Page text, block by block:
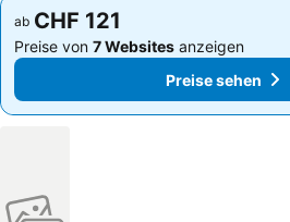
ab CHF 121
Preise von 7 Websitesanzeigen
Preise sehen
ab CHF 121
Preise von 7 Websites anzeigen
Preise sehen